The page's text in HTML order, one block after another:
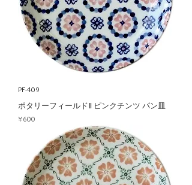
PF-409
ポタリーフィールドⅡ ピンクチンツ パン皿
Price
¥600